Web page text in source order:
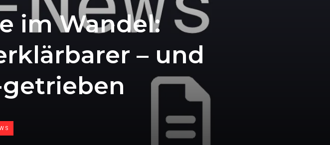
im Wandel:
– und